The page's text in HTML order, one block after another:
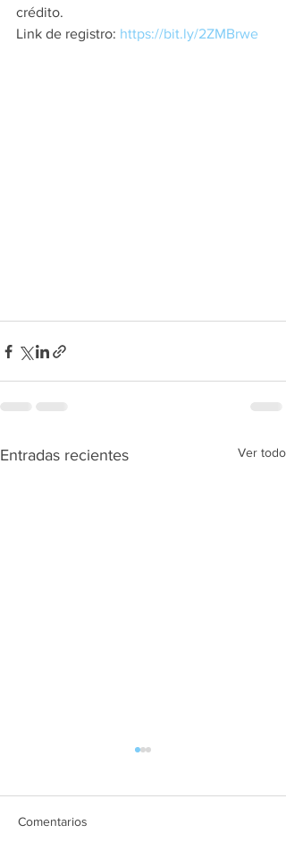
crédito.
Link de registro: https://bit.ly/2ZMBrwe
Entradas recientes Ver todo
Comentarios